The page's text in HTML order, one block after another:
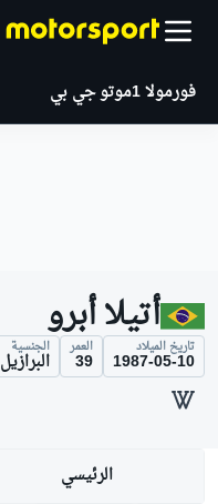
فورمولا 1 موتو جي بي
أتيلا أبرو
تاريخ الميلاد
1987-05-10
العمر
39
الجنسية
البرازيل
الرئيسي